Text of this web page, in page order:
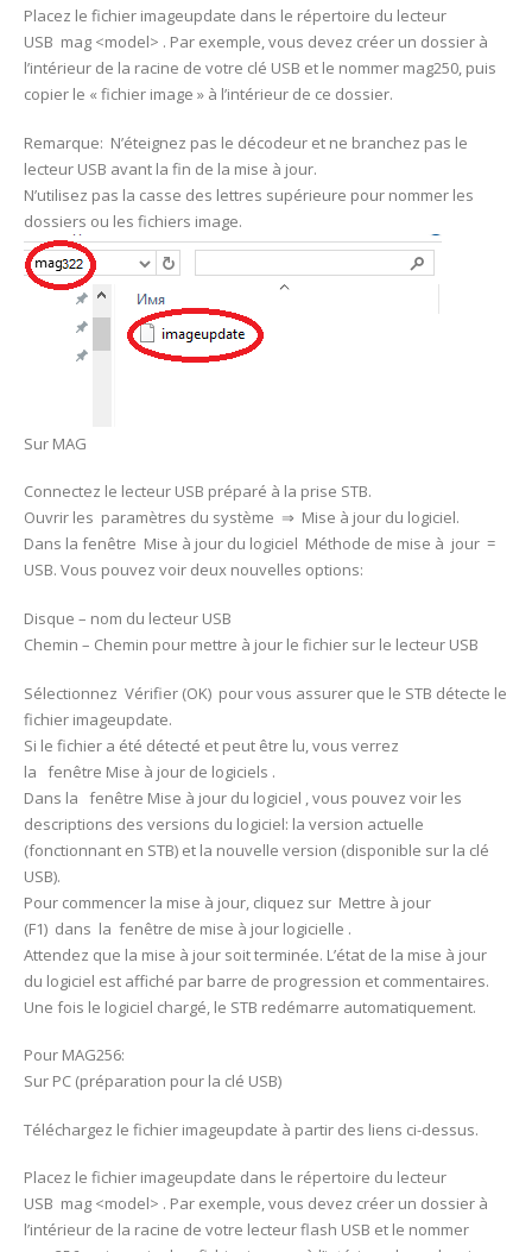
Placez le fichier imageupdate dans le répertoire du lecteur
USB mag <model> . Par exemple, vous devez créer un dossier à
l’intérieur de la racine de votre clé USB et le nommer mag250, puis
copier le « fichier image » à l’intérieur de ce dossier.
Remarque: N’éteignez pas le décodeur et ne branchez pas le
lecteur USB avant la fin de la mise à jour.
N’utilisez pas la casse des lettres supérieure pour nommer les
dossiers ou les fichiers image.
Sur MAG
Connectez le lecteur USB préparé à la prise STB.
Ouvrir les paramètres du système ⇒ Mise à jour du logiciel.
Dans la fenêtre Mise à jour du logiciel Méthode de mise à jour =
USB. Vous pouvez voir deux nouvelles options:
Disque – nom du lecteur USB
Chemin – Chemin pour mettre à jour le fichier sur le lecteur USB
Sélectionnez Vérifier (OK) pour vous assurer que le STB détecte le
fichier imageupdate.
Si le fichier a été détecté et peut être lu, vous verrez
la fenêtre Mise à jour de logiciels .
Dans la fenêtre Mise à jour du logiciel , vous pouvez voir les
descriptions des versions du logiciel: la version actuelle
(fonctionnant en STB) et la nouvelle version (disponible sur la clé
USB).
Pour commencer la mise à jour, cliquez sur Mettre à jour
(F1) dans la fenêtre de mise à jour logicielle .
Attendez que la mise à jour soit terminée. L’état de la mise à jour
du logiciel est affiché par barre de progression et commentaires.
Une fois le logiciel chargé, le STB redémarre automatiquement.
Pour MAG256:
Sur PC (préparation pour la clé USB)
Téléchargez le fichier imageupdate à partir des liens ci-dessus.
Placez le fichier imageupdate dans le répertoire du lecteur
USB mag <model> . Par exemple, vous devez créer un dossier à
l’intérieur de la racine de votre lecteur flash USB et le nommer